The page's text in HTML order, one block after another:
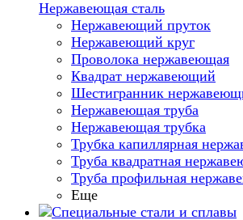
Нержавеющая сталь
Нержавеющий пруток
Нержавеющий круг
Проволока нержавеющая
Квадрат нержавеющий
Шестигранник
Нержавеющая труба
Нержавеющая трубка
Трубка капиллярная
Труба квадратная
Труба профильная
Еще